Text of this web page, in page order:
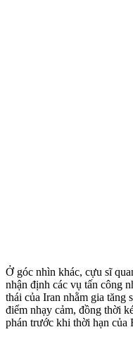
Ở góc nhìn khác, cựu sĩ
nhận định các vụ tấn công
thái của Iran nhằm gia tăng
điểm nhạ‌y cả‌m, đồng thời
phán trước khi thời hạn của